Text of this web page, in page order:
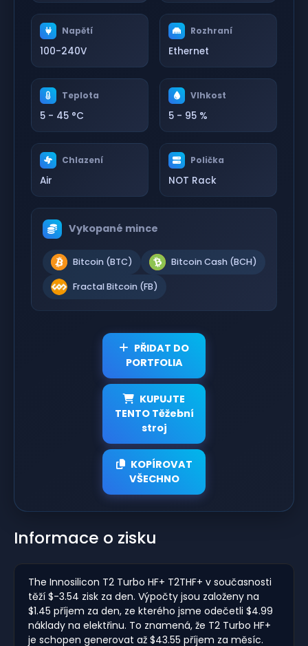
Napětí
100-240V
Rozhraní
Ethernet
Teplota
5 - 45 °C
Vlhkost
5 - 95 %
Chlazení
Air
Polička
NOT Rack
Vykopané mince
Bitcoin (BTC) Bitcoin Cash (BCH)
Fractal Bitcoin (FB)
PŘIDAT DO
PORTFOLIA
KUPUJTE
TENTO Těžební
stroj
KOPÍROVAT
VŠECHNO
Informace o zisku
The Innosilicon T2 Turbo HF+ T2THF+ v současnosti
těží $-3.54 zisk za den. Výpočty jsou založeny na
$1.45 příjem za den, ze kterého jsme odečetli $4.99
náklady na elektřinu. To znamená, že T2 Turbo HF+
je schopen generovat až $43.55 příjem za měsíc.